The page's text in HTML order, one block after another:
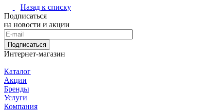
Назад к списку
Подписаться
на новости и акции
Подписаться
Интернет-магазин
Каталог
Акции
Бренды
Услуги
Компания